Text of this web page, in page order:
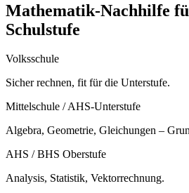
Mathematik-Nachhilfe
Schulstufe
Volksschule
Sicher rechnen, fit für die Unterstufe.
Mittelschule / AHS-Unterstufe
Algebra, Geometrie, Gleichungen –
AHS / BHS Oberstufe
Analysis, Statistik, Vektorrechnung.